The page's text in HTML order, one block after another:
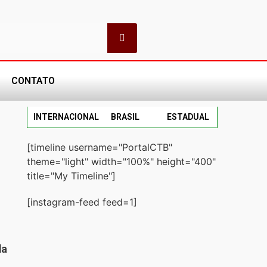
CONTATO
INTERNACIONAL BRASIL ESTADUAL
[timeline username="PortalCTB"
theme="light" width="100%" height="400"
title="My Timeline"]
[instagram-feed feed=1]